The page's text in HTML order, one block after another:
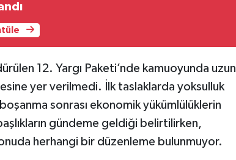
12. Yargı Paketi’nde kamuoyunda uzun
yer verilmedi. İlk taslaklarda yoksulluk
sonrası ekonomik yükümlülüklerin
gündeme geldiği belirtilirken,
herhangi bir düzenleme bulunmuyor.